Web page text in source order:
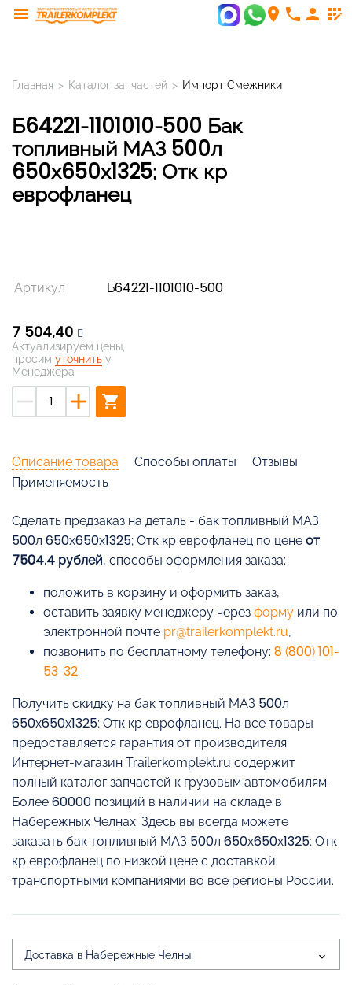
menu room phone person app_registration
Главная > Каталог запчастей > Импорт Смежники
Б64221-1101010-500 Бак
топливный МАЗ 500л
650х650х1325; Отк кр
еврофланец
Артикул Б64221-1101010-500
7 504,40
Актуализируем цены,
просим уточнить у
Менеджера
remove add shopping_cart
Описание товара Способы оплаты
Отзывы
Применяемость
Cделать предзаказ на деталь - бак топливный МАЗ
500л 650х650х1325; Отк кр еврофланец по цене от
7504.4 рублей, способы оформления заказа:
положить в корзину и оформить заказ,
оставить заявку менеджеру через форму или по
электронной почте pr@trailerkomplekt.ru,
позвонить по бесплатному телефону: 8 (800) 101-
53-32.
Получить скидку на бак топливный МАЗ 500л
650х650х1325; Отк кр еврофланец. На все товары
предоставляется гарантия от производителя.
Интернет-магазин Trailerkomplekt.ru содержит
полный каталог запчастей к грузовым автомобилям.
Более 60000 позиций в наличии на складе в
Набережных Челнах. Здесь вы всегда можете
заказать бак топливный МАЗ 500л 650х650х1325; Отк
кр еврофланец по низкой цене с доставкой
транспортными компаниями во все регионы России.
Доставка в Набережные Челны